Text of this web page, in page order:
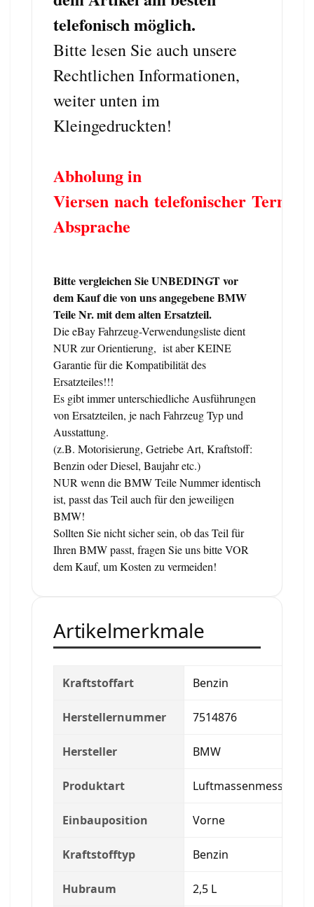
telefonisch möglich.
Bitte lesen Sie auch unsere
Rechtlichen Informationen,
weiter unten im
Kleingedruckten!
Abholung in
Viersen nach telefonischer Termin
Absprache
Bitte vergleichen Sie UNBEDINGT vor
dem Kauf die von uns angegebene BMW
Teile Nr. mit dem alten Ersatzteil.
Die eBay Fahrzeug-Verwendungsliste dient
NUR zur Orientierung, ist aber KEINE
Garantie für die Kompatibilität des
Ersatzteiles!!!
Es gibt immer unterschiedliche Ausführungen
von Ersatzteilen, je nach Fahrzeug Typ und
Ausstattung.
(z.B. Motorisierung, Getriebe Art, Kraftstoff:
Benzin oder Diesel, Baujahr etc.)
NUR wenn die BMW Teile Nummer identisch
ist, passt das Teil auch für den jeweiligen
BMW!
Sollten Sie nicht sicher sein, ob das Teil für
Ihren BMW passt, fragen Sie uns bitte VOR
dem Kauf, um Kosten zu vermeiden!
Artikelmerkmale
Kraftstoffart Benzin
Herstellernummer 7514876
Hersteller BMW
Produktart Luftmassenmesser
Einbauposition Vorne
Kraftstofftyp Benzin
Hubraum 2,5 L